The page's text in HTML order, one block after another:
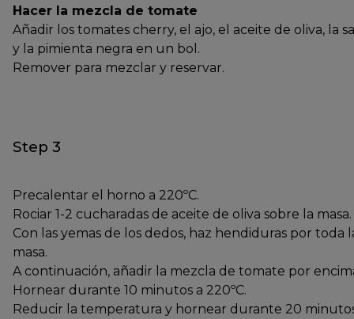
Hacer la mezcla de tomate
Añadir los tomates cherry, el ajo, el aceite de oliva, la
y la pimienta negra en un bol.
Remover para mezclar y reservar.
Step 3
Precalentar el horno a 220ºC.
Rociar 1-2 cucharadas de aceite de oliva sobre la masa.
Con las yemas de los dedos, haz hendiduras por toda
masa.
A continuación, añadir la mezcla de tomate por
Hornear durante 10 minutos a 220ºC.
Reducir la temperatura y hornear durante 20